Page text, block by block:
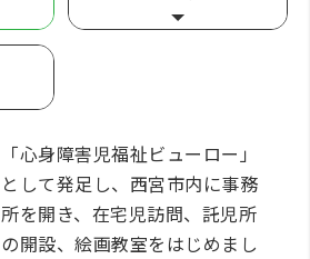
「心身障害児福祉ビューロー」
として発足し、西宮市内に事務
所を開き、在宅児訪問、託児所
の開設、絵画教室をはじめまし